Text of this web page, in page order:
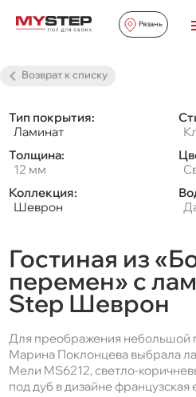
Рязань
Возврат к списку
Тип покрытия:
Ламинат
Толщина:
12 мм
Коллекция:
Шеврон
Гостиная из
перемен» с
Step Шеврон
Для преображения небольшой
Марина Поклонцева выбрала
Мели MS6212, светло-
под дуб в дизайне французская